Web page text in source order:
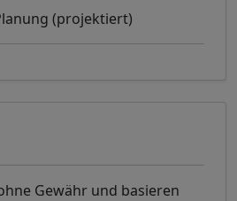
(projektiert)
Gewähr und basieren